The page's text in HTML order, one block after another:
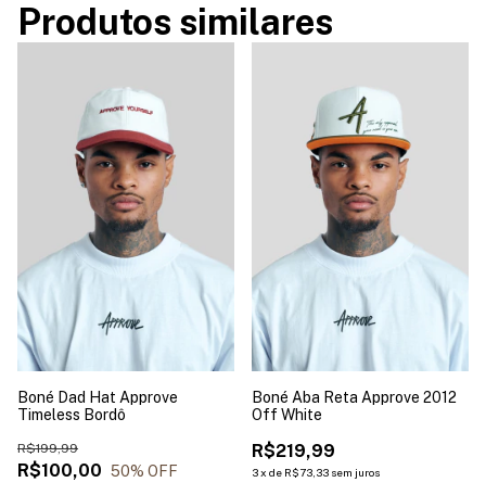
Produtos similares
Boné Dad Hat Approve
Timeless Bordô
R$100,00
R$199,99
50% OFF
Boné Aba Reta Approve 2012
Off White
R$219,99
3x de R$73,33 sem juros